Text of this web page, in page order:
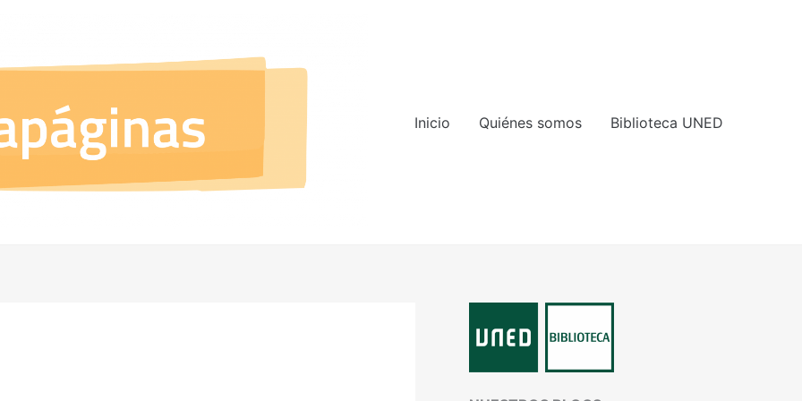
Inicio Quiénes somos Biblioteca UNED